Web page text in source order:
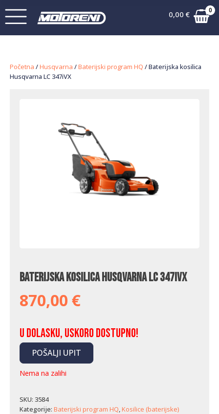
0,00 € 0
Početna /Husqvarna /Baterijski program HQ / Baterijska kosilica
Husqvarna LC 347iVX
Baterijska kosilica Husqvarna LC 347iVX
870,00 €
U dolasku, uskoro dostupno!
POŠALJI UPIT
Nema na zalihi
SKU: 3584
Kategorije: Baterijski program HQ,Kosilice (baterijske)